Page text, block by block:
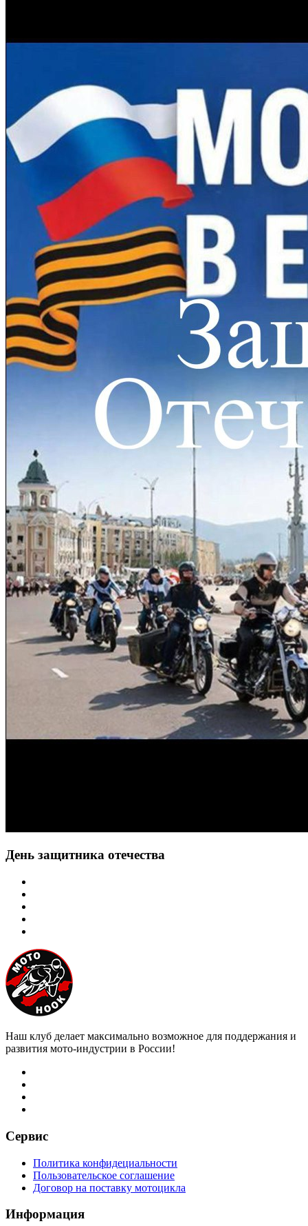
День защитника отечества
Наш клуб делает максимально возможное для поддержания и
развития мото-индустрии в России!
Сервис
Политика конфидециальности
Пользовательское соглашение
Договор на поставку мотоцикла
Информация